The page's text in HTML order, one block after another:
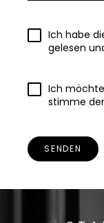
Ich habe
gelesen
Ich
stimme
SENDEN